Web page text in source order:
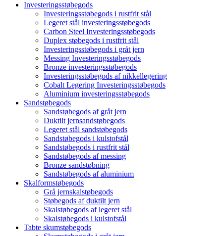
Investeringsstøbegods
Investeringsstøbegods i rustfrit stål
Legeret stål investeringsstøbegods
Carbon Steel Investeringsstøbegods
Duplex støbegods i rustfrit stål
Investeringsstøbegods i gråt jern
Messing Investeringsstøbegods
Bronze investeringsstøbegods
Investeringsstøbegods af nikkellegering
Cobalt Legering Investeringsstøbegods
Aluminium investeringsstøbegods
Sandstøbegods
Sandstøbegods af gråt jern
Duktilt jernsandstøbegods
Legeret stål sandstøbegods
Sandstøbegods i kulstofstål
Sandstøbegods i rustfrit stål
Sandstøbegods af messing
Bronze sandstøbning
Sandstøbegods af aluminium
Skalformstøbegods
Grå jernskalstøbegods
Støbegods af duktilt jern
Skalstøbegods af legeret stål
Skalstøbegods i kulstofstål
Tabte skumstøbegods